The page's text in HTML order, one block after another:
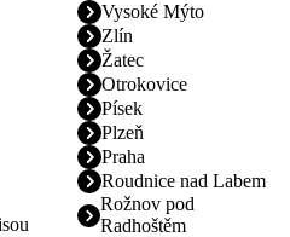
Vysoké Mýto
Zlín
Žatec
Otrokovice
Písek
Plzeň
Praha
Roudnice nad Labem
Rožnov pod
Radhoštěm